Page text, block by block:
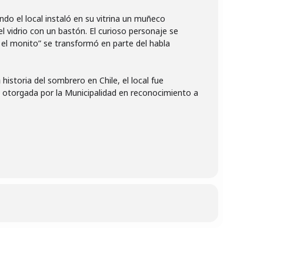
el local instaló en su vitrina un muñeco
con un bastón. El curioso personaje se
monito” se transformó en parte del habla
del sombrero en Chile, el local fue
por la Municipalidad en reconocimiento a